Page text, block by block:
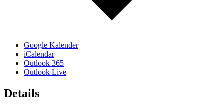
Google Kalender
iCalendar
Outlook 365
Outlook Live
Details